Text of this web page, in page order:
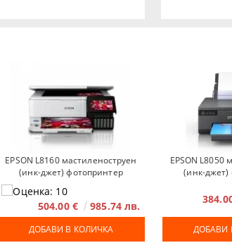
EPSON L8160 мастиленоструен
(инк-джет) фотопринтер
504.00 € 985.74 лв.
EPSON L8050
(инк-джет)